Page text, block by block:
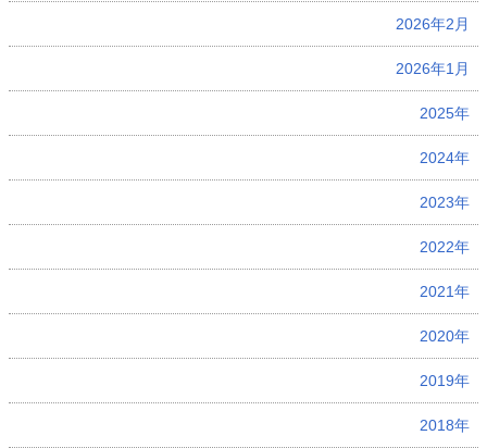
2026年2月
2026年1月
2025年
2024年
2023年
2022年
2021年
2020年
2019年
2018年